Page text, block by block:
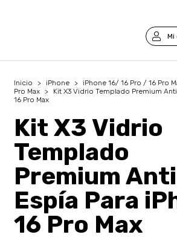
Mi
Inicio > iPhone > iPhone 16/ 16 Pro / 16 Pro
Pro Max
>
Kit X3 Vidrio Templado Premium
16 Pro Max
Kit X3 Vidrio
Templado
Premium Anti
Espía Para
16 Pro Max